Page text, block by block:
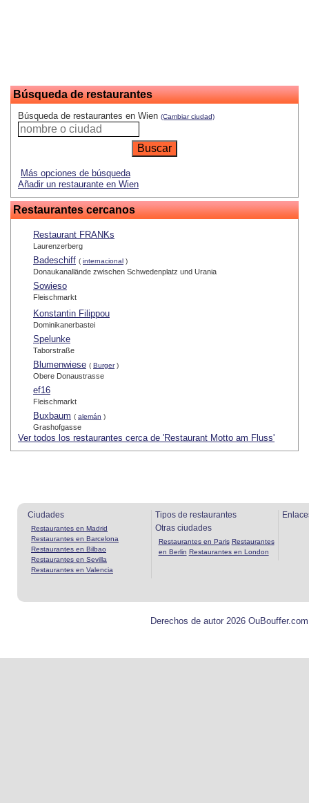
Búsqueda de restaurantes
Búsqueda de restaurantes en Wien (Cambiar ciudad)
Más opciones de búsqueda
Añadir un restaurante en Wien
Restaurantes cercanos
Restaurant FRANKs
Laurenzerberg
Badeschiff ( internacional )
Donaukanallände zwischen Schwedenplatz und Urania
Sowieso
Fleischmarkt
Konstantin Filippou
Dominikanerbastei
Spelunke
Taborstraße
Blumenwiese ( Burger)
Obere Donaustrasse
ef16
Fleischmarkt
Buxbaum ( alemán )
Grashofgasse
Ver todos los restaurantes cerca de 'Restaurant Motto am Fluss'
Ciudades
Restaurantes en Madrid
Restaurantes en Barcelona
Restaurantes en Bilbao
Restaurantes en Sevilla
Restaurantes en Valencia
Tipos de restaurantes
Otras ciudades
Restaurantes en Paris Restaurantes
en Berlin Restaurantes en London
Derechos de autor 2026